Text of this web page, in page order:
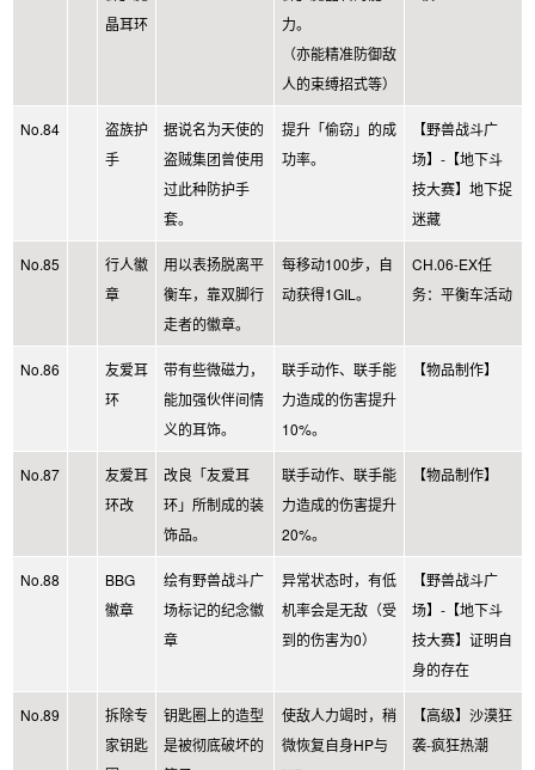
晶耳环
力。
（亦能精准防御敌
人的束缚招式等）
No.84
盗族护
手
据说名为天使的
盗贼集团曾使用
过此种防护手
套。
提升「偷窃」的成
功率。
【野兽战斗广
场】-【地下斗
技大赛】地下捉
迷藏
No.85
行人徽
章
用以表扬脱离平
衡车，靠双脚行
走者的徽章。
每移动100步，自
动获得1GIL。
CH.06-EX任
务：平衡车活动
No.86
友爱耳
环
带有些微磁力，
能加强伙伴间情
义的耳饰。
联手动作、联手能
力造成的伤害提升
10%。
【物品制作】
No.87
友爱耳
环改
改良「友爱耳
环」所制成的装
饰品。
联手动作、联手能
力造成的伤害提升
20%。
【物品制作】
No.88
BBG
徽章
绘有野兽战斗广
场标记的纪念徽
章
异常状态时，有低
机率会是无敌（受
到的伤害为0）
【野兽战斗广
场】-【地下斗
技大赛】证明自
身的存在
No.89
拆除专
家钥匙
钥匙圈上的造型
是被彻底破坏的
使敌人力竭时，稍
微恢复自身HP与
【高级】沙漠狂
袭-疯狂热潮